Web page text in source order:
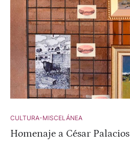
CULTURA-MISCELÁNEA
Homenaje a César Palacios